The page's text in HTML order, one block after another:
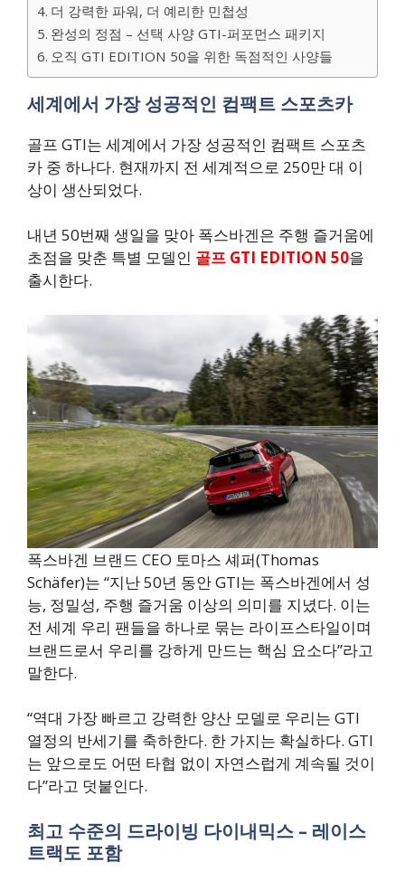
더 강력한 파워, 더 예리한 민첩성
완성의 정점 – 선택 사양 GTI-퍼포먼스 패키지
오직 GTI EDITION 50을 위한 독점적인 사양들
세계에서 가장 성공적인 컴팩트 스포츠카
골프 GTI는 세계에서 가장 성공적인 컴팩트 스포츠
카 중 하나다. 현재까지 전 세계적으로 250만 대 이
상이 생산되었다.
내년 50번째 생일을 맞아 폭스바겐은 주행 즐거움에
초점을 맞춘 특별 모델인 골프 GTI EDITION 50을
출시한다.
폭스바겐 브랜드 CEO 토마스 셰퍼(Thomas
Schäfer)는 “지난 50년 동안 GTI는 폭스바겐에서 성
능, 정밀성, 주행 즐거움 이상의 의미를 지녔다. 이는
전 세계 우리 팬들을 하나로 묶는 라이프스타일이며
브랜드로서 우리를 강하게 만드는 핵심 요소다”라고
말한다.
“역대 가장 빠르고 강력한 양산 모델로 우리는 GTI
열정의 반세기를 축하한다. 한 가지는 확실하다. GTI
는 앞으로도 어떤 타협 없이 자연스럽게 계속될 것이
다”라고 덧붙인다.
최고 수준의 드라이빙 다이내믹스 – 레이스
트랙도 포함